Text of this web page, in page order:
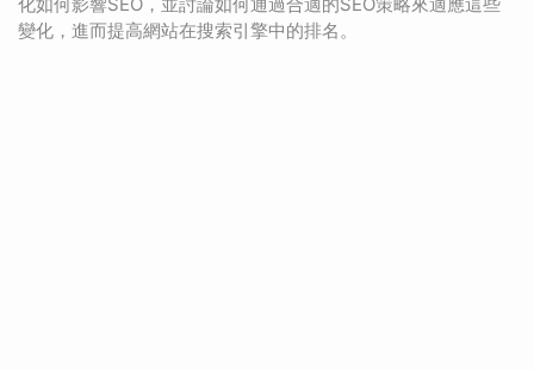
變化，進而提高網站在搜索引擎中的排名。